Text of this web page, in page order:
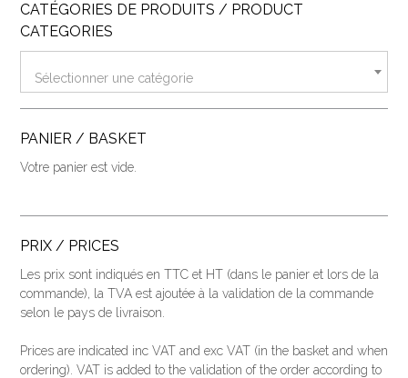
CATÉGORIES DE PRODUITS / PRODUCT
CATEGORIES
Sélectionner une catégorie
PANIER / BASKET
Votre panier est vide.
PRIX / PRICES
Les prix sont indiqués en TTC et HT (dans le panier et lors de la
commande), la TVA est ajoutée à la validation de la commande
selon le pays de livraison.
Prices are indicated inc VAT and exc VAT (in the basket and when
ordering). VAT is added to the validation of the order according to